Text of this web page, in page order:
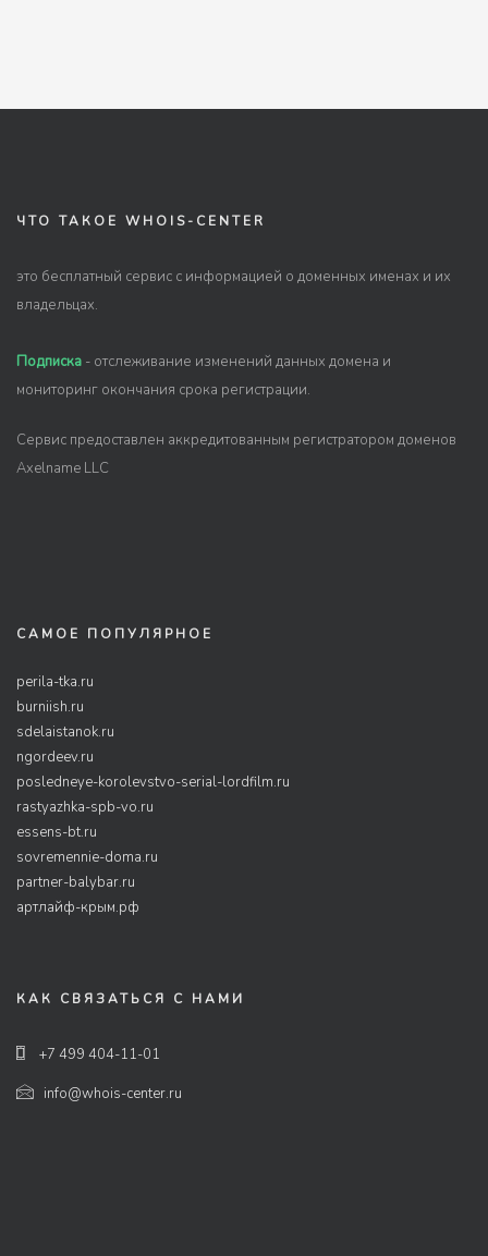
ЧТО ТАКОЕ WHOIS-CENTER
это бесплатный сервис с информацией о доменных именах и их
владельцах.
Подписка - отслеживание изменений данных домена и
мониторинг окончания срока регистрации.
Сервис предоставлен аккредитованным регистратором доменов
Axelname LLC
САМОЕ ПОПУЛЯРНОЕ
perila-tka.ru
burniish.ru
sdelaistanok.ru
ngordeev.ru
posledneye-korolevstvo-serial-lordfilm.ru
rastyazhka-spb-vo.ru
essens-bt.ru
sovremennie-doma.ru
partner-balybar.ru
артлайф-крым.рф
КАК СВЯЗАТЬСЯ С НАМИ
+7 499 404-11-01
info@whois-center.ru